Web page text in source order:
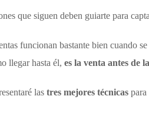
que siguen deben guiarte para
funcionan bastante bien cuando
llegar hasta él, es la venta antes de
las tres mejores técnicas